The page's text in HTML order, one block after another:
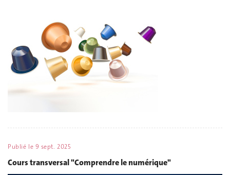
Publié le 9 sept. 2025
Cours transversal "Comprendre le numérique"